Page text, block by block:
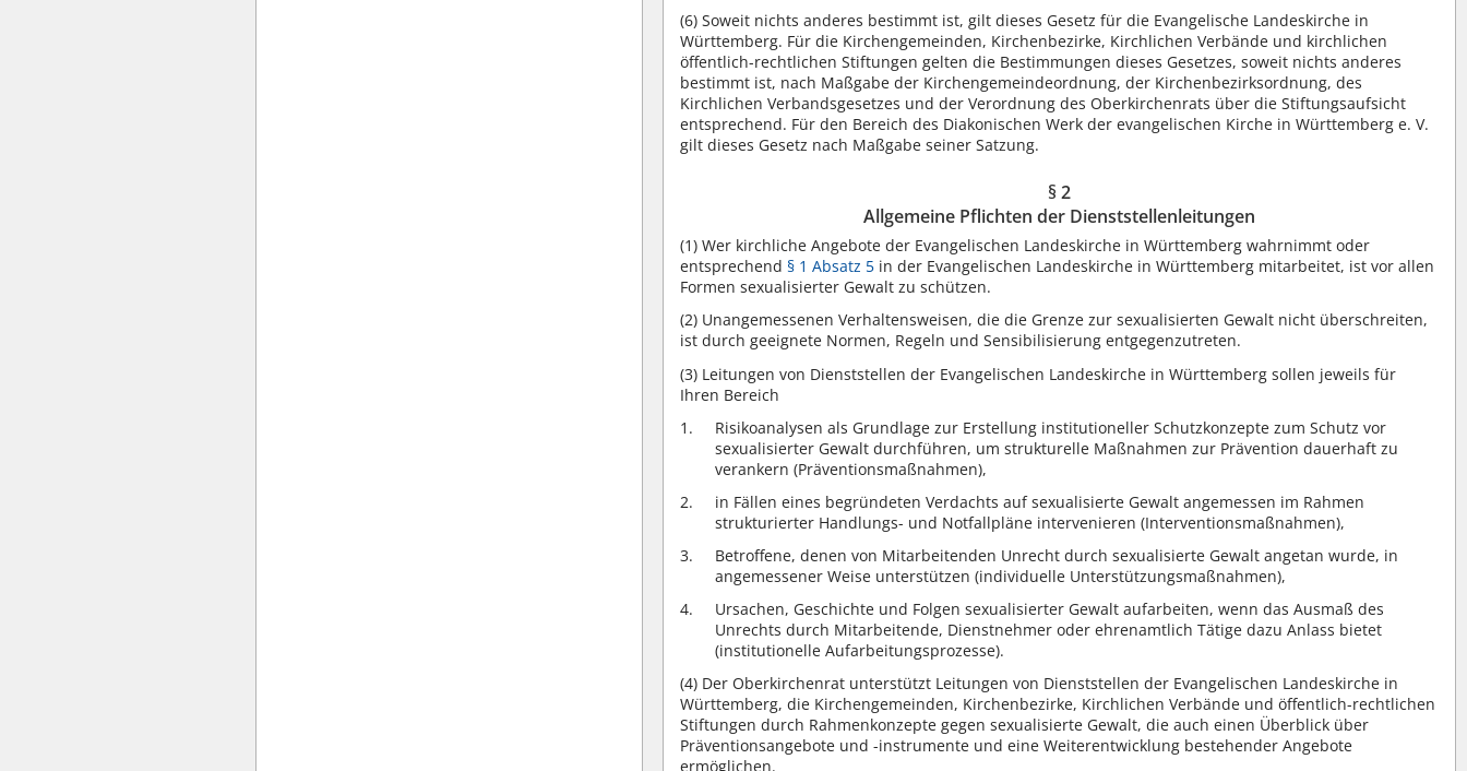
(6) Soweit nichts anderes bestimmt ist, gilt dieses Gesetz für die Evangelische Landeskirche in
Württemberg. Für die Kirchengemeinden, Kirchenbezirke, Kirchlichen Verbände und kirchlichen
öffentlich-rechtlichen Stiftungen gelten die Bestimmungen dieses Gesetzes, soweit nichts anderes
bestimmt ist, nach Maßgabe der Kirchengemeindeordnung, der Kirchenbezirksordnung, des
Kirchlichen Verbandsgesetzes und der Verordnung des Oberkirchenrats über die Stiftungsaufsicht
entsprechend. Für den Bereich des Diakonischen Werk der evangelischen Kirche in Württemberg e. V.
gilt dieses Gesetz nach Maßgabe seiner Satzung.
§ 2
Allgemeine Pflichten der Dienststellenleitungen
(1) Wer kirchliche Angebote der Evangelischen Landeskirche in Württemberg wahrnimmt oder
entsprechend§ 1 Absatz 5 in der Evangelischen Landeskirche in Württemberg mitarbeitet, ist vor allen
Formen sexualisierter Gewalt zu schützen.
(2) Unangemessenen Verhaltensweisen, die die Grenze zur sexualisierten Gewalt nicht überschreiten,
ist durch geeignete Normen, Regeln und Sensibilisierung entgegenzutreten.
(3) Leitungen von Dienststellen der Evangelischen Landeskirche in Württemberg sollen jeweils für
Ihren Bereich
Risikoanalysen als Grundlage zur Erstellung institutioneller Schutzkonzepte zum Schutz vor
sexualisierter Gewalt durchführen, um strukturelle Maßnahmen zur Prävention dauerhaft zu
verankern (Präventionsmaßnahmen),
in Fällen eines begründeten Verdachts auf sexualisierte Gewalt angemessen im Rahmen
strukturierter Handlungs- und Notfallpläne intervenieren (Interventionsmaßnahmen),
Betroffene, denen von Mitarbeitenden Unrecht durch sexualisierte Gewalt angetan wurde, in
angemessener Weise unterstützen (individuelle Unterstützungsmaßnahmen),
Ursachen, Geschichte und Folgen sexualisierter Gewalt aufarbeiten, wenn das Ausmaß des
Unrechts durch Mitarbeitende, Dienstnehmer oder ehrenamtlich Tätige dazu Anlass bietet
(institutionelle Aufarbeitungsprozesse).
(4) Der Oberkirchenrat unterstützt Leitungen von Dienststellen der Evangelischen Landeskirche in
Württemberg, die Kirchengemeinden, Kirchenbezirke, Kirchlichen Verbände und öffentlich-rechtlichen
Stiftungen durch Rahmenkonzepte gegen sexualisierte Gewalt, die auch einen Überblick über
Präventionsangebote und -instrumente und eine Weiterentwicklung bestehender Angebote
ermöglichen.